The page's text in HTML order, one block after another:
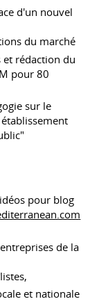
d'un nouvel
du marché
et rédaction du
pour 80
sur le
pour blog
de la
et nationale